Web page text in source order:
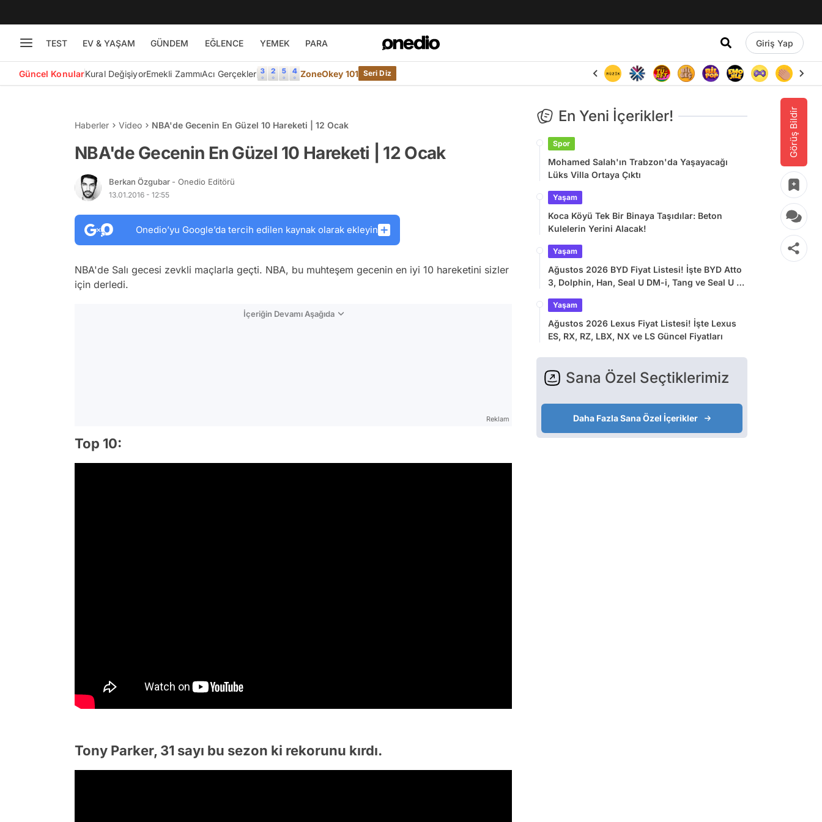
TEST EV & YAŞAM GÜNDEM EĞLENCE YEMEK PARA Giriş Yap
Güncel KonularKural DeğişiyorEmekli ZammıAcı Gerçekler ZoneOkey 101 Seri Diz
Görüş Bildir
Haberler Video NBA'de Gecenin En Güzel 10 Hareketi | 12 Ocak
NBA'de Gecenin En Güzel 10 Hareketi | 12 Ocak
Berkan Özgubar - Onedio Editörü
13.01.2016 - 12:55
Onedio’yu Google’da tercih edilen kaynak olarak ekleyin
NBA'de Salı gecesi zevkli maçlarla geçti. NBA, bu muhteşem gecenin en iyi 10 hareketini sizler
için derledi.
İçeriğin Devamı Aşağıda
Reklam
Top 10:
Tony Parker, 31 sayı bu sezon ki rekorunu kırdı.
En Yeni İçerikler!
Spor
Mohamed Salah'ın Trabzon'da Yaşayacağı
Lüks Villa Ortaya Çıktı
Yaşam
Koca Köyü Tek Bir Binaya Taşıdılar: Beton
Kulelerin Yerini Alacak!
Yaşam
Ağustos 2026 BYD Fiyat Listesi! İşte BYD Atto
3, Dolphin, Han, Seal U DM-i, Tang ve Seal U EV
Yaşam
Ağustos 2026 Lexus Fiyat Listesi! İşte Lexus
ES, RX, RZ, LBX, NX ve LS Güncel Fiyatları
Sana Özel Seçtiklerimiz
Daha Fazla Sana Özel İçerikler